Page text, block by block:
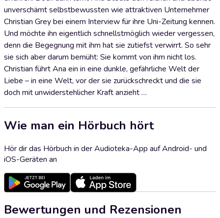
unverschämt selbstbewussten wie attraktiven Unternehmer
Christian Grey bei einem Interview für ihre Uni-Zeitung kennen.
Und möchte ihn eigentlich schnellstmöglich wieder vergessen,
denn die Begegnung mit ihm hat sie zutiefst verwirrt. So sehr
sie sich aber darum bemüht: Sie kommt von ihm nicht los.
Christian führt Ana ein in eine dunkle, gefährliche Welt der
Liebe – in eine Welt, vor der sie zurückschreckt und die sie
doch mit unwiderstehlicher Kraft anzieht …
Wie man ein Hörbuch hört
Hör dir das Hörbuch in der Audioteka-App auf Android- und
iOS-Geräten an
Bewertungen und Rezensionen